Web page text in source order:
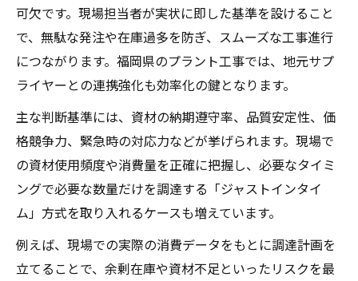
可欠です。現場担当者が実状に即した基準を設けること
で、無駄な発注や在庫過多を防ぎ、スムーズな工事進行
につながります。福岡県のプラント工事では、地元サプ
ライヤーとの連携強化も効率化の鍵となります。
主な判断基準には、資材の納期遵守率、品質安定性、価
格競争力、緊急時の対応力などが挙げられます。現場で
の資材使用頻度や消費量を正確に把握し、必要なタイミ
ングで必要な数量だけを調達する「ジャストインタイ
ム」方式を取り入れるケースも増えています。
例えば、現場での実際の消費データをもとに調達計画を
立てることで、余剰在庫や資材不足といったリスクを最